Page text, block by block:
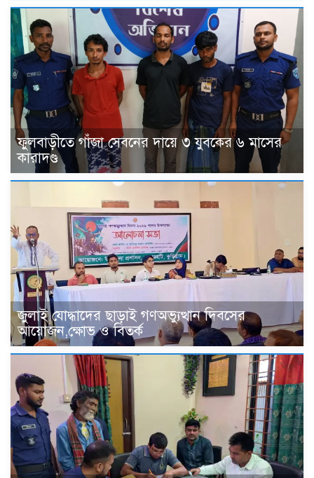
ফুলবাড়ীতে গাঁজা সেবনের দায়ে ৩ যুবকের ৬ মাসের
কারাদণ্ড
জুলাই যোদ্ধাদের ছাড়াই গণঅভ্যুত্থান দিবসের
আয়োজন,ক্ষোভ ও বিতর্ক